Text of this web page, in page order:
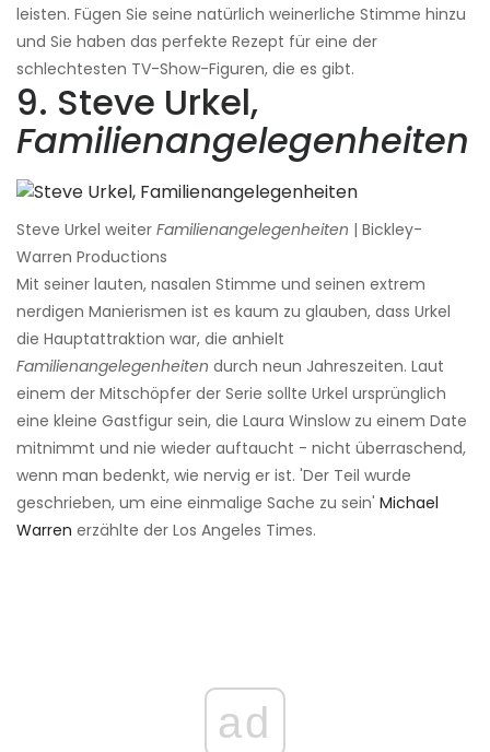
leisten. Fügen Sie seine natürlich weinerliche Stimme hinzu
und Sie haben das perfekte Rezept für eine der
schlechtesten TV-Show-Figuren, die es gibt.
9. Steve Urkel,
Familienangelegenheiten
Steve Urkel weiter Familienangelegenheiten | Bickley-
Warren Productions
Mit seiner lauten, nasalen Stimme und seinen extrem
nerdigen Manierismen ist es kaum zu glauben, dass Urkel
die Hauptattraktion war, die anhielt
Familienangelegenheiten durch neun Jahreszeiten. Laut
einem der Mitschöpfer der Serie sollte Urkel ursprünglich
eine kleine Gastfigur sein, die Laura Winslow zu einem Date
mitnimmt und nie wieder auftaucht - nicht überraschend,
wenn man bedenkt, wie nervig er ist. 'Der Teil wurde
geschrieben, um eine einmalige Sache zu sein' Michael
Warren erzählte der Los Angeles Times.
ad